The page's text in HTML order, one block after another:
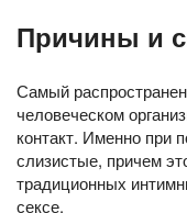
Причины и
Самый
человеческом
контакт. Именно при
слизистые, причем
традиционных
сексе.